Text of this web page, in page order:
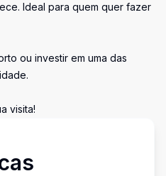
Ideal para quem quer fazer
ou investir em uma das
visita!